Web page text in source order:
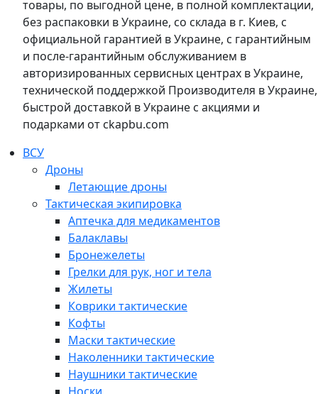
товары, по выгодной цене, в полной комплектации,
без распаковки в Украине, со склада в г. Киев, с
официальной гарантией в Украине, с гарантийным
и после-гарантийным обслуживанием в
авторизированных сервисных центрах в Украине,
технической поддержкой Производителя в Украине,
быстрой доставкой в Украине с акциями и
подарками от ckapbu.com
ВСУ
Дроны
Летающие дроны
Тактическая экипировка
Аптечка для медикаментов
Балаклавы
Бронежелеты
Грелки для рук, ног и тела
Жилеты
Коврики тактические
Кофты
Маски тактические
Наколенники тактические
Наушники тактические